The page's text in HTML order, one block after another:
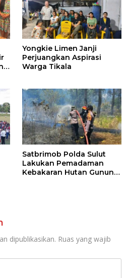
Yongkie Limen Janji
Perjuangkan Aspirasi
Warga Tikala
Satbrimob Polda Sulut
Lakukan Pemadaman
Kebakaran Hutan Gunung
dipublikasikan. Ruas yang wajib